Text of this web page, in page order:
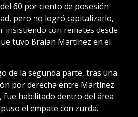
60 por ciento de posesión
pero no logró capitalizarlo,
insistiendo con remates desde
tuvo Braian Martínez en el
de la segunda parte, tras una
por derecha entre Martínez
fue habilitado dentro del área
el empate con zurda.